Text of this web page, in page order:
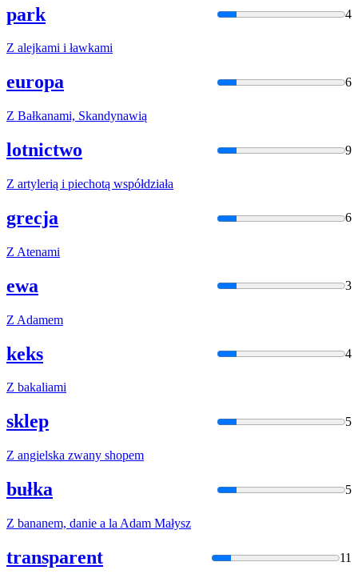
park 4
Z alejkami i ławkami
europa 6
Z Bałkanami, Skandynawią
lotnictwo 9
Z artylerią i piechotą współdziała
grecja 6
Z Atenami
ewa 3
Z Adamem
keks 4
Z bakaliami
sklep 5
Z angielska zwany shopem
bułka 5
Z bananem, danie a la Adam Małysz
transparent 11